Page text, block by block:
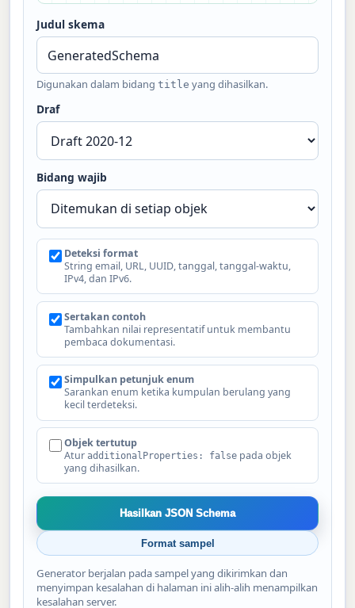
Judul skema
Digunakan dalam bidangtitle yang dihasilkan.
Draf
Bidang wajib
Deteksi format
String email, URL, UUID, tanggal, tanggal-waktu,
IPv4, dan IPv6.
Sertakan contoh
Tambahkan nilai representatif untuk membantu
pembaca dokumentasi.
Simpulkan petunjuk enum
Sarankan enum ketika kumpulan berulang yang
kecil terdeteksi.
Objek tertutup
Atur additionalProperties: false pada objek
yang dihasilkan.
Hasilkan JSON Schema
Format sampel
Generator berjalan pada sampel yang dikirimkan dan
menyimpan kesalahan di halaman ini alih-alih menampilkan
kesalahan server.